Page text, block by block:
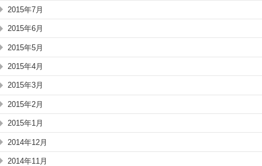
2015年7月
2015年6月
2015年5月
2015年4月
2015年3月
2015年2月
2015年1月
2014年12月
2014年11月